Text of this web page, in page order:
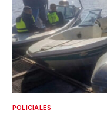
POLICIALES